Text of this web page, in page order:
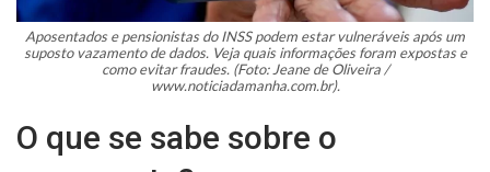
Aposentados e pensionistas do INSS podem estar vulneráveis após um
suposto vazamento de dados. Veja quais informações foram expostas e
como evitar fraudes. (Foto: Jeane de Oliveira /
www.noticiadamanha.com.br).
O que se sabe sobre o